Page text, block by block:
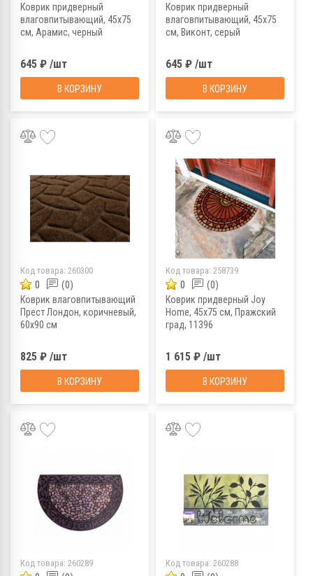
Коврик придверный
влаговпитывающий, 45х75
см, Арамис, черный
645 ₽ /шт
В КОРЗИНУ
Коврик придверный
влаговпитывающий, 45х75
см, Виконт, серый
645 ₽ /шт
В КОРЗИНУ
Код товара: 260300
0 (0)
Коврик влаговпитывающий
Прест Лондон, коричневый,
60х90 см
825 ₽ /шт
В КОРЗИНУ
Код товара: 258739
0 (0)
Коврик придверный Joy
Home, 45x75 см, Пражский
град, 11396
1 615 ₽ /шт
В КОРЗИНУ
Код товара: 260289 Код товара: 260288